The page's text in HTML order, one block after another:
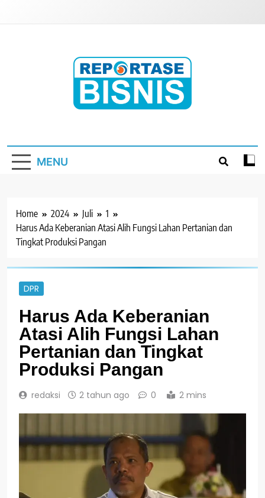
MENU
Home 2024 Juli
1
Harus Ada Keberanian Atasi Alih Fungsi Lahan Pertanian dan
Tingkat Produksi Pangan
DPR
Harus Ada Keberanian
Atasi Alih Fungsi Lahan
Pertanian dan Tingkat
Produksi Pangan
redaksi 2 tahun ago 0 2 mins